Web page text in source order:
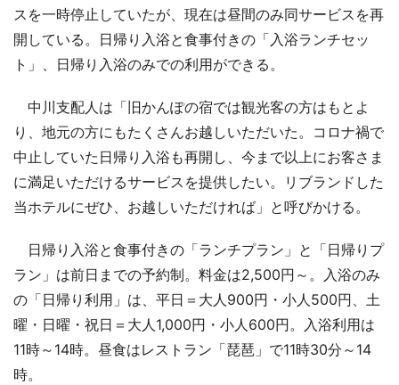
スを一時停止していたが、現在は昼間のみ同サービスを再
開している。日帰り入浴と食事付きの「入浴ランチセッ
ト」、日帰り入浴のみでの利用ができる。
中川支配人は「旧かんぽの宿では観光客の方はもとよ
り、地元の方にもたくさんお越しいただいた。コロナ禍で
中止していた日帰り入浴も再開し、今まで以上にお客さま
に満足いただけるサービスを提供したい。リブランドした
当ホテルにぜひ、お越しいただければ」と呼びかける。
日帰り入浴と食事付きの「ランチプラン」と「日帰りプ
ラン」は前日までの予約制。料金は2,500円～。入浴のみ
の「日帰り利用」は、平日＝大人900円・小人500円、土
曜・日曜・祝日＝大人1,000円・小人600円。入浴利用は
11時～14時。昼食はレストラン「琵琶」で11時30分～14
時。